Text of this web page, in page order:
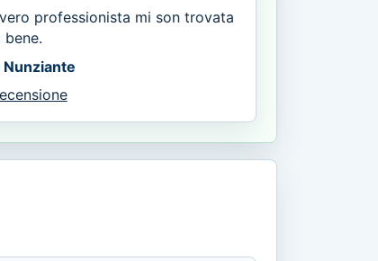
professionista mi son trovata
Nunziante